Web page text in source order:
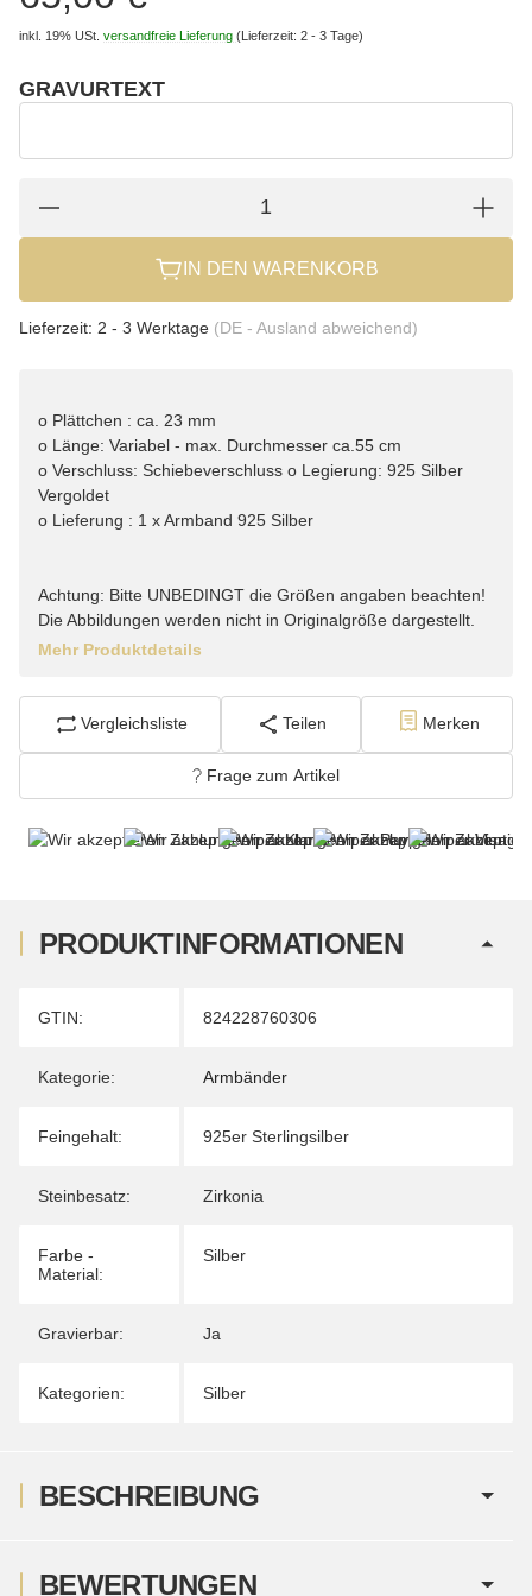
inkl. 19% USt. versandfreie Lieferung (Lieferzeit: 2 - 3 Tage)
GRAVURTEXT
IN DEN WARENKORB
Lieferzeit: 2 - 3 Werktage (DE - Ausland abweichend)
o Plättchen : ca. 23 mm
o Länge: Variabel - max. Durchmesser ca.55 cm
o Verschluss: Schiebeverschluss o Legierung: 925 Silber
Vergoldet
o Lieferung : 1 x Armband 925 Silber
Achtung: Bitte UNBEDINGT die Größen angaben beachten!
Die Abbildungen werden nicht in Originalgröße dargestellt.
Mehr Produktdetails
Vergleichsliste Teilen Merken
Frage zum Artikel
PRODUKTINFORMATIONEN
Produkteigenschaft
Wert
GTIN: 824228760306
Kategorie: Armbänder
Feingehalt: 925er Sterlingsilber
Steinbesatz: Zirkonia
Farbe -
Material:
Silber
Gravierbar: Ja
Kategorien: Silber
BESCHREIBUNG
BEWERTUNGEN